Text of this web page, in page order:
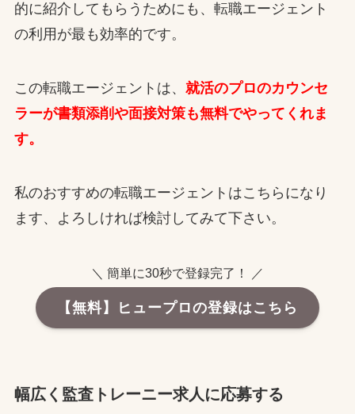
的に紹介してもらうためにも、転職エージェント
の利用が最も効率的です。
この転職エージェントは、 就活のプロのカウンセ
ラーが書類添削や面接対策も無料でやってくれま
す。
私のおすすめの転職エージェントはこちらになり
ます、よろしければ検討してみて下さい。
＼ 簡単に30秒で登録完了！ ／
【無料】ヒュープロの登録はこちら
幅広く監査トレーニー求人に応募する